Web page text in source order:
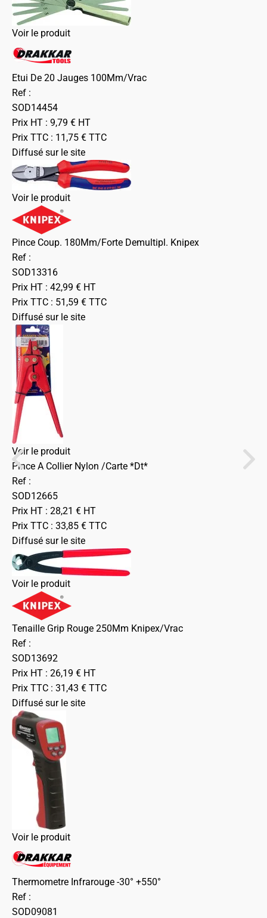
Voir le produit
Etui De 20 Jauges 100Mm/Vrac
Ref :
SOD14454
Prix HT : 9,79 € HT
Prix TTC : 11,75 € TTC
Diffusé sur le site
Voir le produit
Pince Coup. 180Mm/Forte Demultipl. Knipex
Ref :
SOD13316
Prix HT : 42,99 € HT
Prix TTC : 51,59 € TTC
Diffusé sur le site
Voir le produit
Pince A Collier Nylon /Carte *Dt*
Ref :
SOD12665
Prix HT : 28,21 € HT
Prix TTC : 33,85 € TTC
Diffusé sur le site
Voir le produit
Tenaille Grip Rouge 250Mm Knipex/Vrac
Ref :
SOD13692
Prix HT : 26,19 € HT
Prix TTC : 31,43 € TTC
Diffusé sur le site
Voir le produit
Thermometre Infrarouge -30° +550°
Ref :
SOD09081